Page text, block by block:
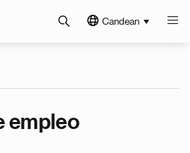
Candean
empleo